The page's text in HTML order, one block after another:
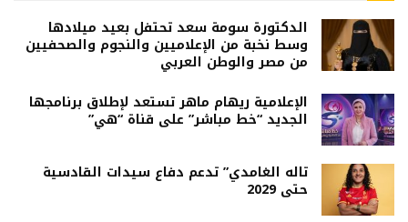
الدكتورة سومة سعد تحتفل بعيد ميلادها
وسط نخبة من الإعلاميين والنجوم والصحفيين
من مصر والوطن العربي
الإعلامية ريهام ماهر تستعد لإطلاق برنامجها
الجديد “خط مباشر” على قناة “هي”
تاله الغامدي” تدعم دفاع سيدات القادسية
حتى 2029